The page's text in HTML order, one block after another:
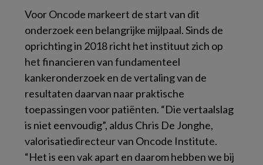
Voor Oncode markeert de start van dit
onderzoek een belangrijke mijlpaal. Sinds de
oprichting in 2018 richt het instituut zich op
het financieren van fundamenteel
kankeronderzoek en de vertaling van de
resultaten daarvan naar praktische
toepassingen voor patiënten. “Die vertaalslag
is niet eenvoudig”, aldus Chris De Jonghe,
valorisatiedirecteur van Oncode Institute.
“Het is een vak apart en daarom hebben we bij